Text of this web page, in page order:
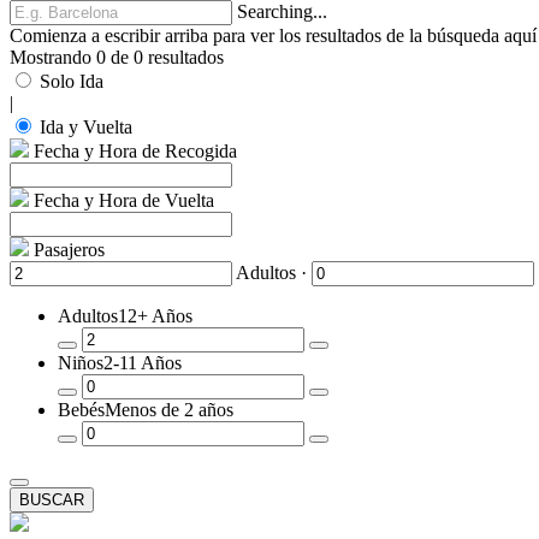
Searching...
Comienza a escribir arriba para ver los resultados de la búsqueda aquí
Mostrando 0 de 0 resultados
Solo Ida
|
Ida y Vuelta
Fecha y Hora de Recogida
Fecha y Hora de Vuelta
Pasajeros
Adultos ·
Adultos12+ Años
Quitar
un
Pasajero
Añadir
Pasajero
Niños2-11 Años
Quitar
un
Pasajero
Añadir
Pasajero
BebésMenos de 2 años
Quitar
Pasajero
Añadir
BUSCAR